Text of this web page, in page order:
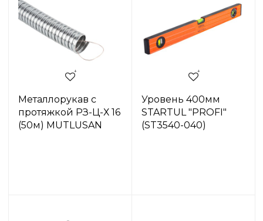
Металлорукав с
протяжкой РЗ-Ц-Х 16
(50м) MUTLUSAN
Уровень 400мм
STARTUL "PROFI"
(ST3540-040)